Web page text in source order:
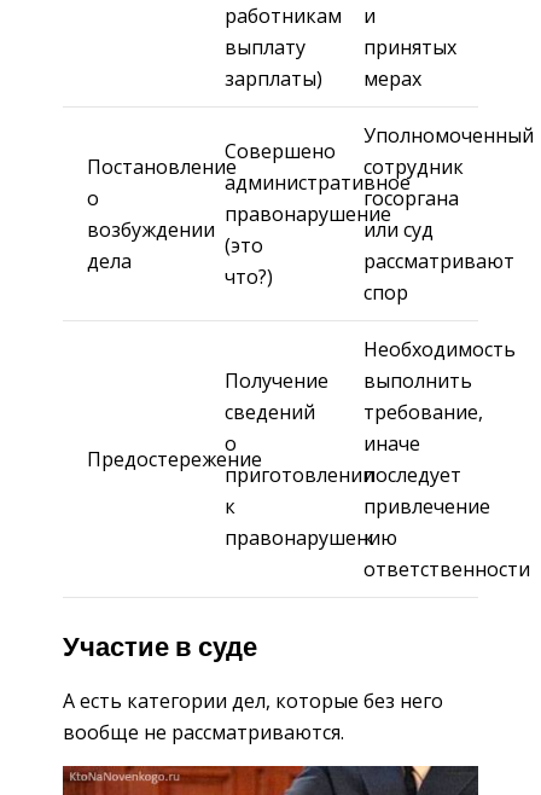
работникам
выплату
зарплаты)
и
принятых
мерах
Постановление
о
возбуждении
дела
Совершено
административное
правонарушение
(это
что?)
Уполномоченный
сотрудник
госоргана
или суд
рассматривают
спор
Предостережение
Получение
сведений
о
приготовлении
к
правонарушению
Необходимость
выполнить
требование,
иначе
последует
привлечение
к
ответственности
Участие в суде
А есть категории дел, которые без него
вообще не рассматриваются.